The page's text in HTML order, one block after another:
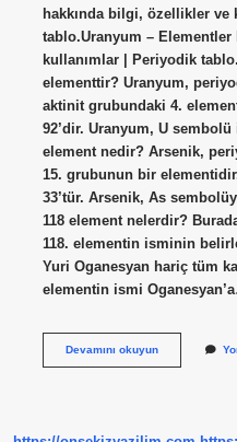
hakkında bilgi, özellikler ve
tablo.Uranyum –
kullanımlar | Periyodik
elementtir? Uranyum,
aktinit grubundaki 4.
92’dir. Uranyum, U
element nedir? Arsenik,
15. grubunun bir
33’tür. Arsenik, As
118 element nelerdir?
118. elementin isminin
Yuri Oganesyan hariç tüm
elementin ismi
Devamını okuyunU